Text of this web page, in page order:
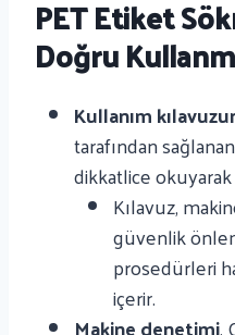
PET Etiket
Doğru
Kullanım
tarafından
dikkatlice okuyarak
Kılavuz,
güvenlik
prosedürleri
içerir.